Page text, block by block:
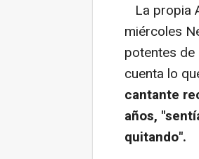
La propia
miércoles
potentes
cuenta lo
cantante
años,
quitando".